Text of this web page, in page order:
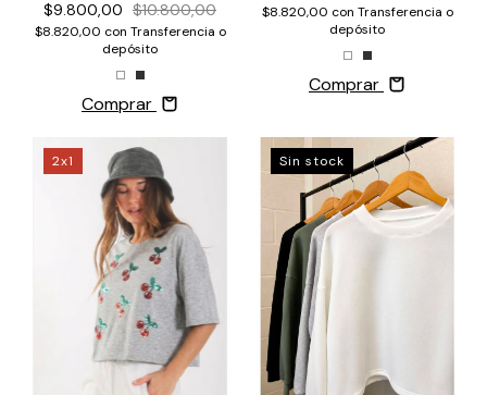
$9.800,00 $10.800,00
$8.820,00 con Transferencia o
depósito
Comprar
$8.820,00 con Transferencia o
depósito
Comprar
2x1 Sin stock